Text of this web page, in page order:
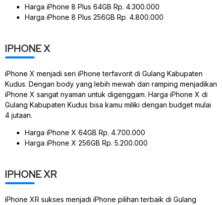
Harga iPhone 8 Plus 64GB Rp. 4.300.000
Harga iPhone 8 Plus 256GB Rp. 4.800.000
IPHONE X
iPhone X menjadi seri iPhone terfavorit di Gulang Kabupaten
Kudus. Dengan body yang lebih mewah dan ramping menjadikan
iPhone X sangat nyaman untuk digenggam. Harga iPhone X di
Gulang Kabupaten Kudus bisa kamu miliki dengan budget mulai
4 jutaan.
Harga iPhone X 64GB Rp. 4.700.000
Harga iPhone X 256GB Rp. 5.200.000
IPHONE XR
iPhone XR sukses menjadi iPhone pilihan terbaik di Gulang